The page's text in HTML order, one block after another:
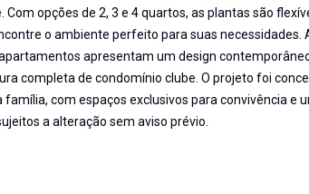
Com opções de 2, 3 e 4 quartos, as plantas são
o ambiente perfeito para suas necessidades.
apresentam um design
completa de condomínio clube. O projeto foi
família, com espaços exclusivos para convivência e
a alteração sem aviso prévio.